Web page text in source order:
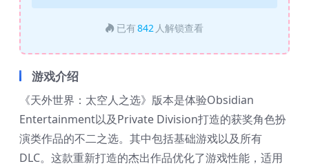
已有842 人解锁查看
游戏介绍
《天外世界：太空人之选》版本是体验Obsidian
Entertainment以及Private Division打造的获奖角色扮
演类作品的不二之选。其中包括基础游戏以及所有
DLC。这款重新打造的杰出作品优化了游戏性能，适用